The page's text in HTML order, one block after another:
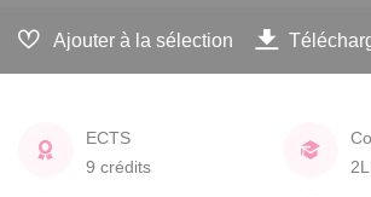
Ajouter à la sélection
ECTS
9 crédits